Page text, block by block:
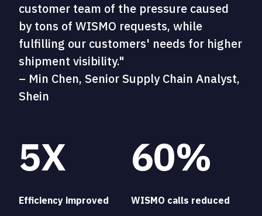
customer team of the pressure caused
by tons of WISMO requests, while
fulfilling our customers' needs for higher
shipment visibility."
– Min Chen, Senior Supply Chain Analyst,
Shein
5X
Efficiency improved
60%
WISMO calls reduced